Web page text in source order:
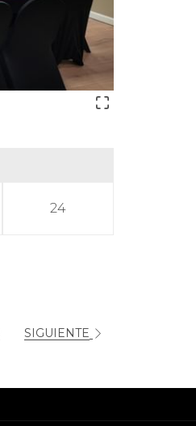
24
SIGUIENTE